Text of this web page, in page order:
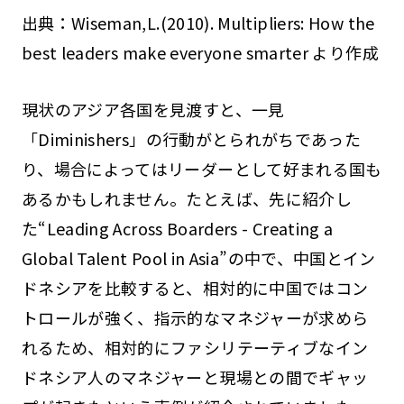
出典：Wiseman,L.(2010). Multipliers: How the
best leaders make everyone smarter より作成
現状のアジア各国を見渡すと、一見
「Diminishers」の行動がとられがちであった
り、場合によってはリーダーとして好まれる国も
あるかもしれません。たとえば、先に紹介し
た“Leading Across Boarders - Creating a
Global Talent Pool in Asia”の中で、中国とイン
ドネシアを比較すると、相対的に中国ではコン
トロールが強く、指示的なマネジャーが求めら
れるため、相対的にファシリテーティブなイン
ドネシア人のマネジャーと現場との間でギャッ